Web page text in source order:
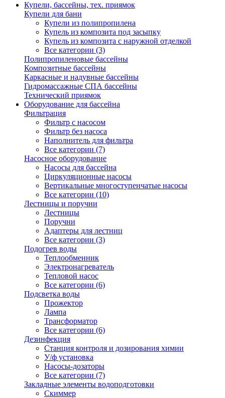
Купели, бассейны, тех. приямок
Купели для бани
Купели из полипропилена
Купель из композита под засыпку
Купель из композита с наружной отделкой
Все категории (3)
Полипропиленовые бассейны
Композитные бассейны
Каркасные и надувные бассейны
Гидромассажные СПА бассейны
Технический приямок
Оборудование для бассейна
Фильтрация
Фильтр с насосом
Фильтр без насоса
Наполнитель для фильтра
Все категории (7)
Насосное оборудование
Насосы для бассейна
Циркуляционные насосы
Вертикальные многоступенчатые насосы
Все категории (10)
Лестницы и поручни
Лестницы
Поручни
Адаптеры для лестниц
Все категории (3)
Подогрев воды
Теплообменник
Электронагреватель
Тепловой насос
Все категории (6)
Подсветка воды
Прожектор
Лампа
Трансформатор
Все категории (6)
Дезинфекция
Станция контроля и дозирования химии
У/ф установка
Насосы-дозаторы
Все категории (7)
Закладные элементы водоподготовки
Скиммер